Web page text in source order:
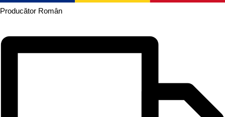
Producător Român